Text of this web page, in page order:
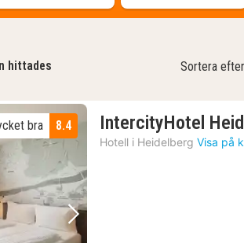
hittades Sortera efter
Nästa bild
8.4
bra IntercityHotel
Hotell i Heidelberg Visa på